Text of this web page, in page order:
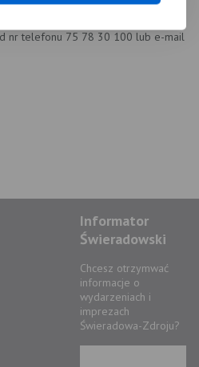
nr telefonu 75 78 30 100 lub e-mail
Informator
Świeradowski
Chcesz otrzymwać
informacje o
wydarzeniach i
imprezach
Świeradowa-Zdroju?